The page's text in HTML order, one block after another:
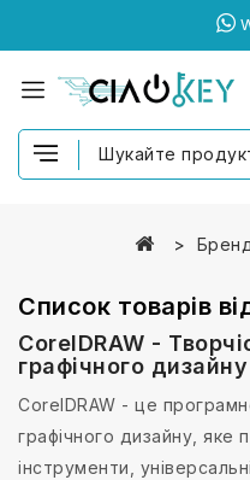
Список товарів
CorelDRAW -
графічного дизайну
CorelDRAW - це
графічного дизайну, яке
інструменти,